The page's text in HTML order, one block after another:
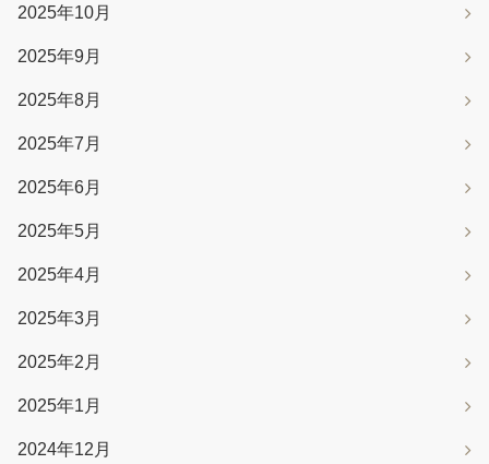
2025年10月
2025年9月
2025年8月
2025年7月
2025年6月
2025年5月
2025年4月
2025年3月
2025年2月
2025年1月
2024年12月